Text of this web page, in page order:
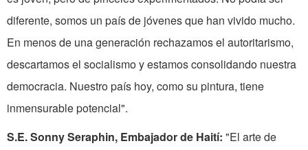
diferente, somos un país de jóvenes que han vivido mucho.
En menos de una generación rechazamos el autoritarismo,
descartamos el socialismo y estamos consolidando nuestra
democracia. Nuestro país hoy, como su pintura, tiene
inmensurable potencial".
S.E. Sonny Seraphin, Embajador de Haití: "El arte de